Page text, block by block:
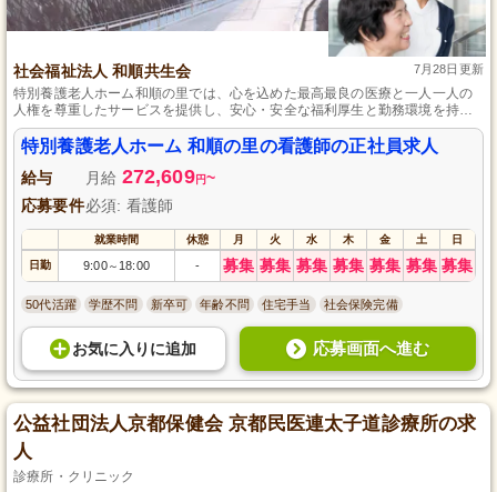
社会福祉法人 和順共生会 7月28日更新
特別養護老人ホーム和順の里では、心を込めた最高最良の医療と一人一人の
人権を尊重したサービスを提供し、安心・安全な福利厚生と勤務環境を持つ
看護師を募集しています。
特別養護老人ホーム 和順の里の看護師の正社員求人
給与 月給 272,609円~
応募要件必須: 看護師
就業時間 休憩 月 火 水 木 金 土 日
日勤 9:00～ 18:00 - 募集 募集 募集 募集 募集 募集 募集
50代活躍 学歴不問 新卒可 年齢不問 住宅手当 社会保険完備
お気に入り に追加 応募画面へ進む
公益社団法人京都保健会 京都民医連太子道診療所の求
人
診療所・クリニック